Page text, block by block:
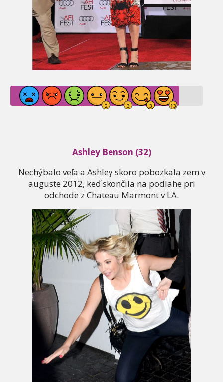
Ashley Benson (32)
Nechýbalo veľa a Ashley skoro pobozkala zem v
auguste 2012, keď skončila na podlahe pri
odchode z Chateau Marmont v LA.